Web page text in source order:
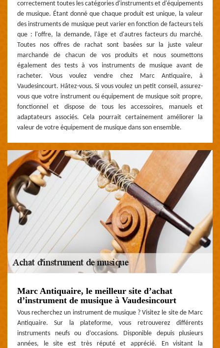
correctement toutes les catégories d'instruments et d'équipements
de musique. Étant donné que chaque produit est unique, la valeur
des instruments de musique peut varier en fonction de facteurs tels
que : l'offre, la demande, l'âge et d'autres facteurs du marché.
Toutes nos offres de rachat sont basées sur la juste valeur
marchande de chacun de vos produits et nous soumettons
également des tests à vos instruments de musique avant de
racheter. Vous voulez vendre chez Marc Antiquaire, à
Vaudesincourt. Hâtez-vous. Si vous voulez un petit conseil, assurez-
vous que votre instrument ou équipement de musique soit propre,
fonctionnel et dispose de tous les accessoires, manuels et
adaptateurs associés. Cela pourrait certainement améliorer la
valeur de votre équipement de musique dans son ensemble.
Marc Antiquaire, le meilleur site d’achat
d’instrument de musique à Vaudesincourt
Vous recherchez un instrument de musique ? Visitez le site de Marc
Antiquaire. Sur la plateforme, vous retrouverez différents
instruments neufs ou d’occasions. Disponible depuis plusieurs
années, le site est très réputé et apprécié. En visitant la